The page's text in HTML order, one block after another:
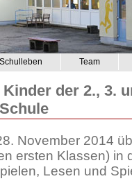
Schulleben Team
der 2., 3.
November 2014
ersten Klassen) in
Lesen und